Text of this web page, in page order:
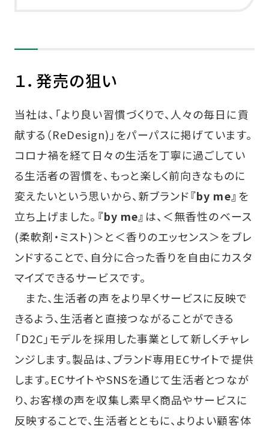
１．発売の狙い
当社は、「より良い習慣づくりで、人々の毎日に貢
献する（ReDesign)」をパーパスに掲げています。
コロナ禍を経て日々の生活を丁寧に過ごしてい
る生活者の習慣を、もっと楽しく前向きなものに
変えたいという思いから、新ブランド『by me』を
立ち上げました。 『by me』 は、＜無香性のベース
(柔軟剤・ミスト)＞と＜香りのエッセンス＞をブレ
ンドすることで、自分に合った香りを自由にカスタ
マイズできるサービスです。
また、生活者の声をより早くサービスに反映で
きるよう、生活者と直接つながることができる
「D2C」モデルを採用した事業として新しくチャレ
ンジします。製品は、ブランド専用ECサイトで提供
します。ECサイトやSNSを通じて生活者とつなが
り、お客様の声を収集し素早く商品やサービスに
反映することで、生活者とともに、よりよい顧客体